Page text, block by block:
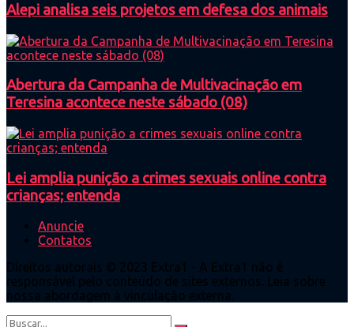
Alepi analisa seis projetos em defesa dos animais
Abertura da Campanha de Multivacinação em
Teresina acontece neste sábado (08)
Lei amplia punição a crimes sexuais online contra
crianças; entenda
Anuncie
Contatos
Direitos autorais © 2023 Extra1 - A Extra1 não é
responsável pelo conteúdo de sites externos. Leia sobre
nossa abordagem à vinculação externa.